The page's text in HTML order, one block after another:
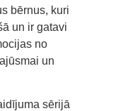
bērnus, kuri
un ir gatavi
no
un
sērijā